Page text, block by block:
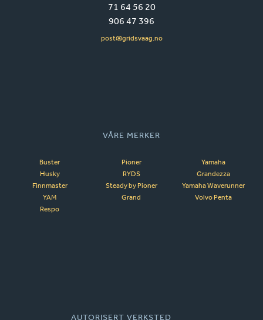
71 64 56 20
906 47 396
post@gridsvaag.no
VÅRE MERKER
Buster Pioner
Yamaha
Husky
RYDS
Grandezza
Finnmaster
Steady by Pioner
Yamaha Waverunner
YAM
Grand
Volvo Penta
Respo
AUTORISERT VERKSTED